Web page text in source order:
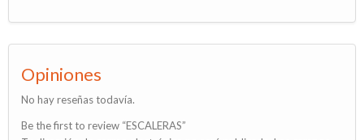
Opiniones
No hay reseñas todavía.
Be the first to review “ESCALERAS”